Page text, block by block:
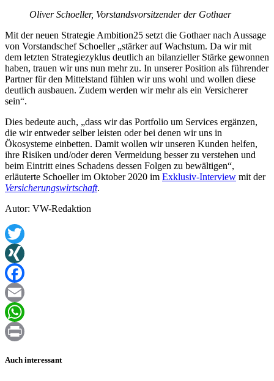
Oliver Schoeller, Vorstandsvorsitzender der Gothaer
Mit der neuen Strategie Ambition25 setzt die Gothaer nach Aussage
von Vorstandschef Schoeller „stärker auf Wachstum. Da wir mit
dem letzten Strategiezyklus deutlich an bilanzieller Stärke gewonnen
haben, trauen wir uns nun mehr zu. In unserer Position als führender
Partner für den Mittelstand fühlen wir uns wohl und wollen diese
deutlich ausbauen. Zudem werden wir mehr als ein Versicherer
sein“.
Dies bedeute auch, „dass wir das Portfolio um Services ergänzen,
die wir entweder selber leisten oder bei denen wir uns in
Ökosysteme einbetten. Damit wollen wir unseren Kunden helfen,
ihre Risiken und/oder deren Vermeidung besser zu verstehen und
beim Eintritt eines Schadens dessen Folgen zu bewältigen“,
erläuterte Schoeller im Oktober 2020 im Exklusiv-Interview mit der
Versicherungswirtschaft.
Autor: VW-Redaktion
Twitter
XING
Facebook
Email
WhatsApp
Auch interessant